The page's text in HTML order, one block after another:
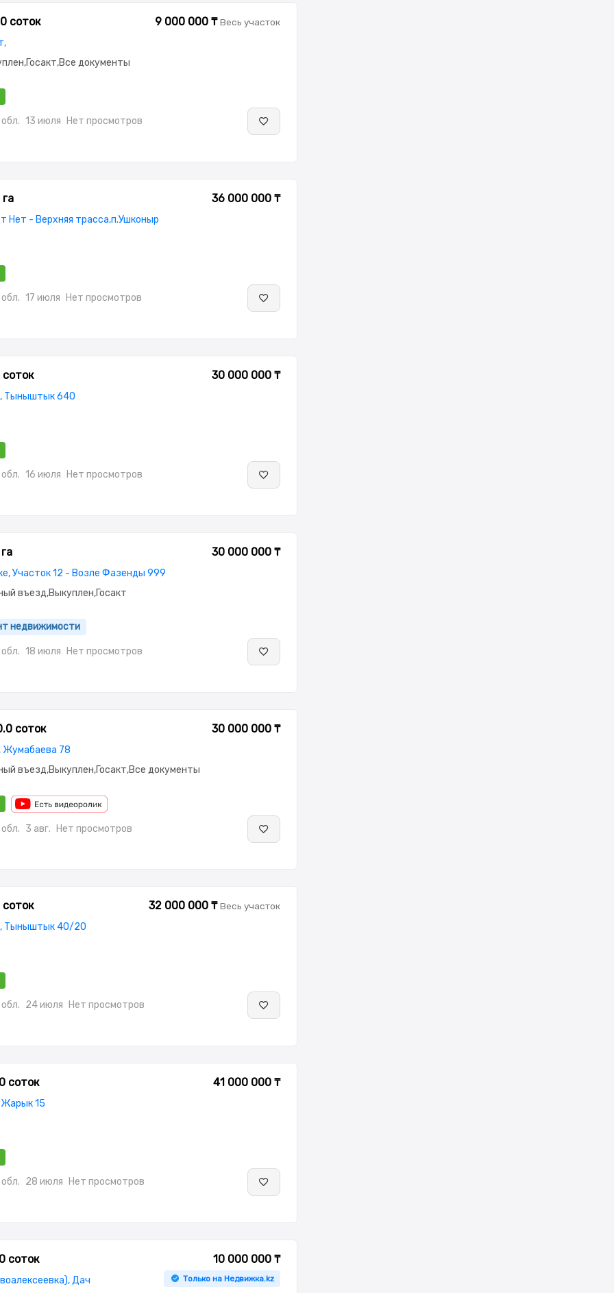
соток 9 000 000 ₸ Весь участок
документы
13 июля Нет просмотров
Нет - Верхняя трасса,п.Ушконыр
36 000 000 ₸
17 июля Нет просмотров
соток
Тыныштык 640
30 000 000 ₸
16 июля Нет просмотров
Участок 12 - Возле Фазенды 999
30 000 000 ₸
въезд,Выкуплен,Госакт
недвижимости
18 июля Нет просмотров
соток
78
30 000 000 ₸
въезд,Выкуплен,Госакт,Все документы
3 авг. Нет просмотров
соток
Тыныштык 40/20
32 000 000 ₸ Весь участок
24 июля Нет просмотров
соток
15
41 000 000 ₸
28 июля Нет просмотров
соток
Дач
10 000 000 ₸
Только на Недвижка.kz